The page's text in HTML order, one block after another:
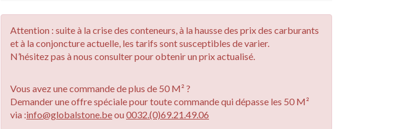
Attention : suite à la crise des conteneurs, à la hausse des prix des carburants
et à la conjoncture actuelle, les tarifs sont susceptibles de varier.
N’hésitez pas à nous consulter pour obtenir un prix actualisé.
Vous avez une commande de plus de 50 M² ?
Demander une offre spéciale pour toute commande qui dépasse les 50 M²
via :info@globalstone.beou 0032.(0)69.21.49.06